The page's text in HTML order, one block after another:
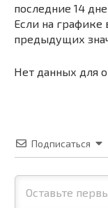
последние 14
Если на
предыдущих
Нет данных для
Подписаться